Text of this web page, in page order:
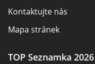
Kontaktujte nás
Mapa stránek
TOP Seznamka 2026